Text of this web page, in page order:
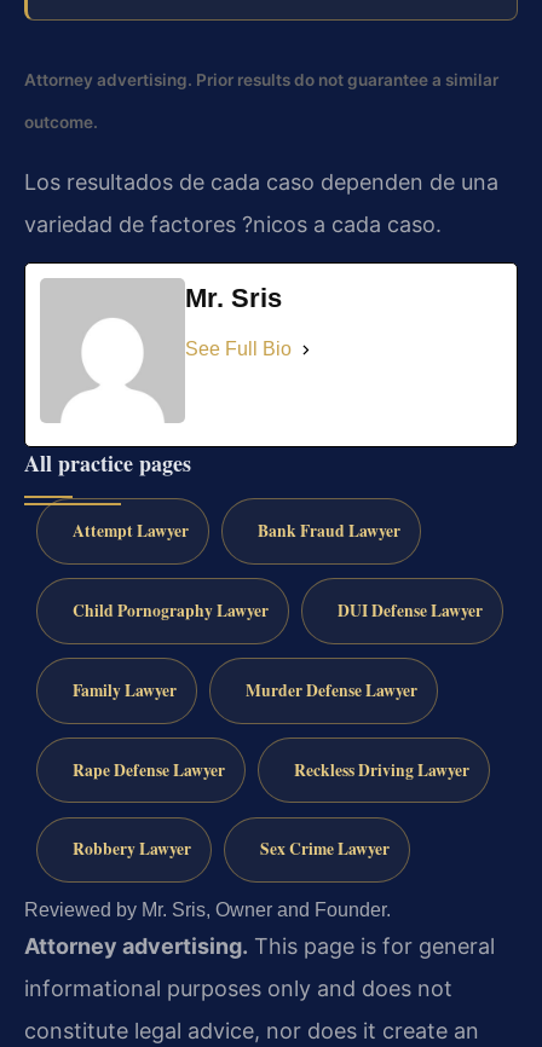
Attorney advertising. Prior results do not guarantee a similar
outcome.
Los resultados de cada caso dependen de una
variedad de factores ?nicos a cada caso.
Mr. Sris
See Full Bio
All practice pages
Attempt Lawyer Bank Fraud Lawyer
Child Pornography Lawyer DUI Defense Lawyer
Family Lawyer Murder Defense Lawyer
Rape Defense Lawyer Reckless Driving Lawyer
Robbery Lawyer Sex Crime Lawyer
Reviewed by Mr. Sris, Owner and Founder.
Attorney advertising. This page is for general
informational purposes only and does not
constitute legal advice, nor does it create an